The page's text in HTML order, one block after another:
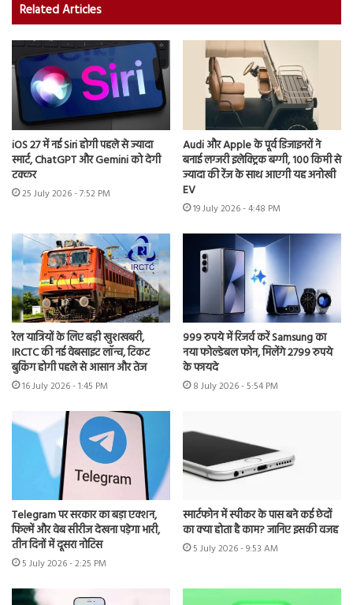
Related Articles
iOS 27 में नई Siri होगी पहले से ज्यादा
स्मार्ट, ChatGPT और Gemini को देगी
टक्कर
25 July 2026 - 7:52 PM
Audi और Apple के पूर्व डिजाइनरों ने
बनाई लग्जरी इलेक्ट्रिक बग्गी, 100 किमी से
ज्यादा की रेंज के साथ आएगी यह अनोखी
EV
19 July 2026 - 4:48 PM
रेल यात्रियों के लिए बड़ी खुशखबरी,
IRCTC की नई वेबसाइट लॉन्च, टिकट
बुकिंग होगी पहले से आसान और तेज
16 July 2026 - 1:45 PM
999 रुपये में रिजर्व करें Samsung का
नया फोल्डेबल फोन, मिलेंगे 2799 रुपये
के फायदे
8 July 2026 - 5:54 PM
Telegram पर सरकार का बड़ा एक्शन,
फिल्में और वेब सीरीज देखना पड़ेगा भारी,
तीन दिनों में दूसरा नोटिस
5 July 2026 - 2:25 PM
स्मार्टफोन में स्पीकर के पास बने कई छेदों
का क्या होता है काम? जानिए इसकी वजह
5 July 2026 - 9:53 AM